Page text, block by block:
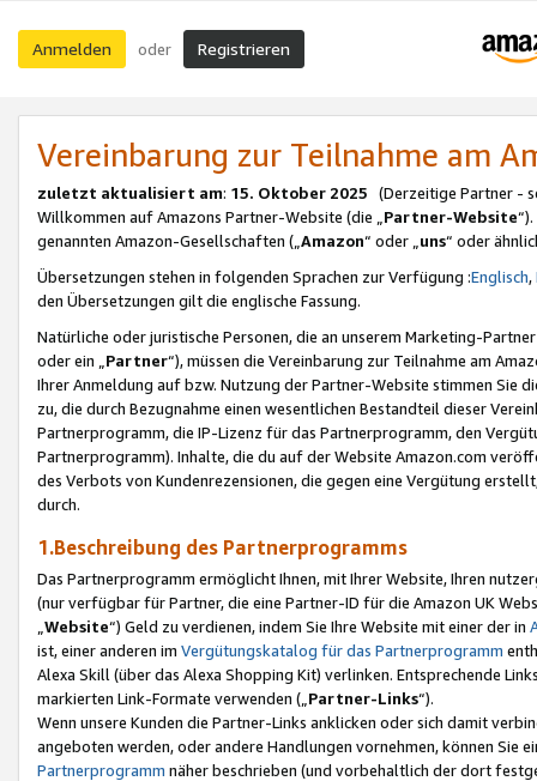
Anmelden oder Registrieren
Vereinbarung zur Teilnahme am
zuletzt aktualisiert am: 15. Oktober 2025 (Derzeitige Partner -
Willkommen auf Amazons Partner-Website (die „Partner-Website
genannten Amazon-Gesellschaften („Amazon“ oder „uns“ oder
Übersetzungen stehen in folgenden Sprachen zur Verfügung :Englisch,
den Übersetzungen gilt die englische Fassung.
Natürliche oder juristische Personen, die an unserem Marketing-
oder ein „Partner“), müssen die Vereinbarung zur Teilnahme am
Ihrer Anmeldung auf bzw. Nutzung der Partner-Website stimmen Sie
zu, die durch Bezugnahme einen wesentlichen Bestandteil dieser
Partnerprogramm, die IP-Lizenz für das Partnerprogramm, den
Partnerprogramm). Inhalte, die du auf der Website Amazon.com
des Verbots von Kundenrezensionen, die gegen eine Vergütung
durch.
1.Beschreibung des Partnerprogramms
Das Partnerprogramm ermöglicht Ihnen, mit Ihrer Website, Ihren
(nur verfügbar für Partner, die eine Partner-ID für die Amazon UK
Website“) Geld zu verdienen, indem Sie Ihre Website mit einer der in
ist, einer anderen im Vergütungskatalog für das Partnerprogramm
Alexa Skill (über das Alexa Shopping Kit) verlinken. Entsprechende
markierten Link-Formate verwenden („ Partner-Links“).
Wenn unsere Kunden die Partner-Links anklicken oder sich damit
angeboten werden, oder andere Handlungen vornehmen, können Sie
Partnerprogramm näher beschrieben (und vorbehaltlich der dort